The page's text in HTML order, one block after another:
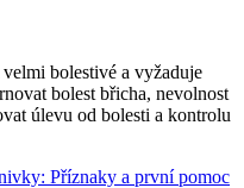
bolestivé a vyžaduje
bolest břicha, nevolnost
úlevu od bolesti a kontrolu
Příznaky a první pomoc